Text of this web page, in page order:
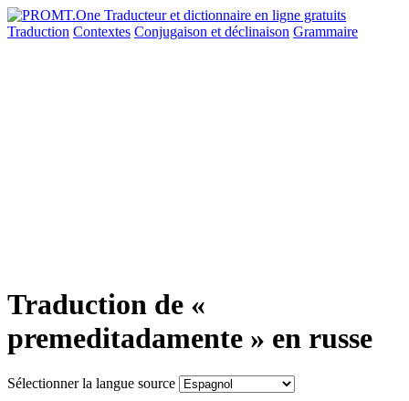
Traduction Contextes Conjugaison et déclinaison Grammaire
Traduction de «
premeditadamente » en russe
Sélectionner la langue source